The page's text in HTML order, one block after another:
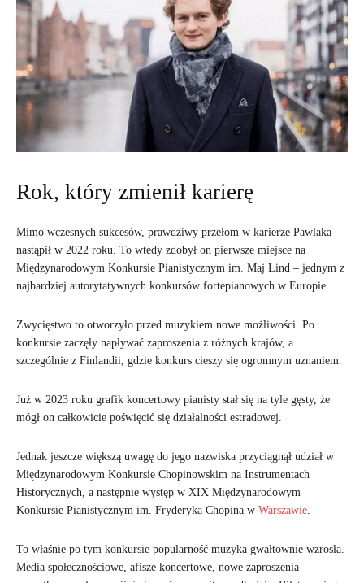
Rok, który zmienił karierę
Mimo wczesnych sukcesów, prawdziwy przełom w karierze Pawlaka
nastąpił w 2022 roku. To wtedy zdobył on pierwsze miejsce na
Międzynarodowym Konkursie Pianistycznym im. Maj Lind – jednym z
najbardziej autorytatywnych konkursów fortepianowych w Europie.
Zwycięstwo to otworzyło przed muzykiem nowe możliwości. Po
konkursie zaczęły napływać zaproszenia z różnych krajów, a
szczególnie z Finlandii, gdzie konkurs cieszy się ogromnym uznaniem.
Już w 2023 roku grafik koncertowy pianisty stał się na tyle gęsty, że
mógł on całkowicie poświęcić się działalności estradowej.
Jednak jeszcze większą uwagę do jego nazwiska przyciągnął udział w
Międzynarodowym Konkursie Chopinowskim na Instrumentach
Historycznych, a następnie występ w XIX Międzynarodowym
Konkursie Pianistycznym im. Fryderyka Chopina w Warszawie.
To właśnie po tym konkursie popularność muzyka gwałtownie wzrosła.
Media społecznościowe, afisze koncertowe, nowe zaproszenia –